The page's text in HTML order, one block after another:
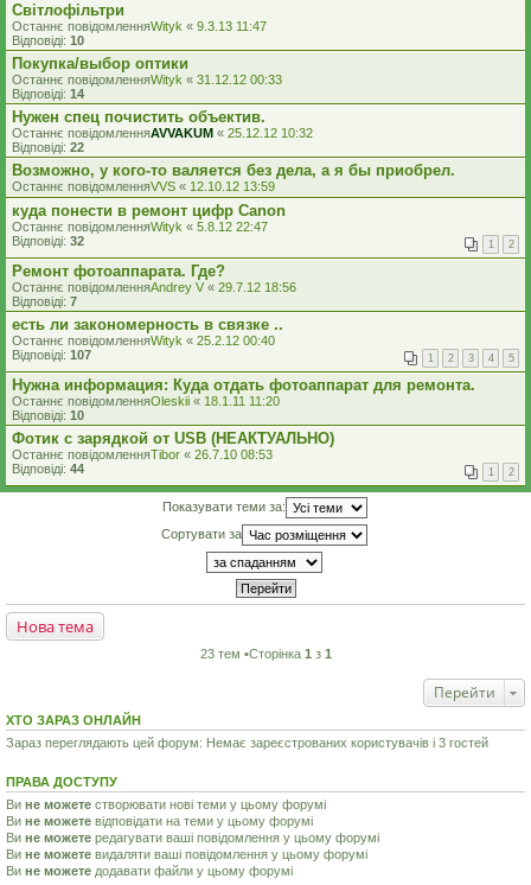
Світлофільтри
Останнє повідомленняWityk « 9.3.13 11:47
Відповіді: 10
Покупка/выбор оптики
Останнє повідомленняWityk « 31.12.12 00:33
Відповіді: 14
Нужен спец почистить объектив.
Останнє повідомленняAVVAKUM « 25.12.12 10:32
Відповіді: 22
Возможно, у кого-то валяется без дела, а я бы приобрел.
Останнє повідомленняVVS « 12.10.12 13:59
куда понести в ремонт цифр Canon
Останнє повідомленняWityk « 5.8.12 22:47
Відповіді: 32 1 2
Ремонт фотоаппарата. Где?
Останнє повідомленняAndrey V « 29.7.12 18:56
Відповіді: 7
есть ли закономерность в связке ..
Останнє повідомленняWityk « 25.2.12 00:40
Відповіді: 107 1 2 3 4 5
Нужна информация: Куда отдать фотоаппарат для ремонта.
Останнє повідомленняOleskii « 18.1.11 11:20
Відповіді: 10
Фотик с зарядкой от USB (НЕАКТУАЛЬНО)
Останнє повідомленняTibor « 26.7.10 08:53
Відповіді: 44 1 2
Показувати теми за:
Сортувати за
Нова тема
23 тем •Сторінка 1 з 1
Перейти
ХТО ЗАРАЗ ОНЛАЙН
Зараз переглядають цей форум: Немає зареєстрованих користувачів і 3 гостей
ПРАВА ДОСТУПУ
Ви не можете створювати нові теми у цьому форумі
Ви не можете відповідати на теми у цьому форумі
Ви не можете редагувати ваші повідомлення у цьому форумі
Ви не можете видаляти ваші повідомлення у цьому форумі
Ви не можете додавати файли у цьому форумі